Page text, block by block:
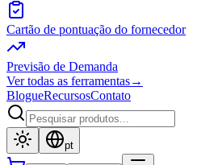
Cartão de pontuação do fornecedor
Previsão de Demanda
Ver todas as ferramentas→
BlogueRecursosContato
pt